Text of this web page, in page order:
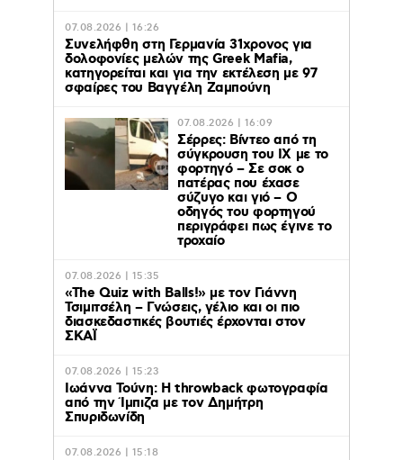
07.08.2026 | 16:26
Συνελήφθη στη Γερμανία 31χρονος για
δολοφονίες μελών της Greek Mafia,
κατηγορείται και για την εκτέλεση με 97
σφαίρες του Βαγγέλη Ζαμπούνη
07.08.2026 | 16:09
Σέρρες: Βίντεο από τη
σύγκρουση του ΙΧ με το
φορτηγό – Σε σοκ ο
πατέρας που έχασε
σύζυγο και γιό – Ο
οδηγός του φορτηγού
περιγράφει πως έγινε το
τροχαίο
07.08.2026 | 15:35
«The Quiz with Balls!» με τον Γιάννη
Τσιμιτσέλη – Γνώσεις, γέλιο και οι πιο
διασκεδαστικές βουτιές έρχονται στον
ΣΚΑΪ
07.08.2026 | 15:23
Ιωάννα Τούνη: Η throwback φωτογραφία
από την Ίμπιζα με τον Δημήτρη
Σπυριδωνίδη
07.08.2026 | 15:18